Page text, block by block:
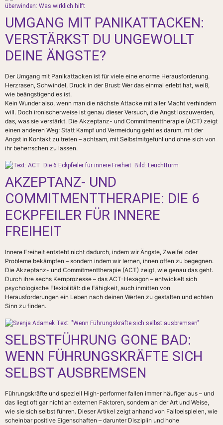
UMGANG MIT PANIKATTACKEN:
VERSTÄRKST DU UNGEWOLLT
DEINE ÄNGSTE?
Der Umgang mit Panikattacken ist für viele eine enorme Herausforderung.
Herzrasen, Schwindel, Druck in der Brust: Wer das einmal erlebt hat, weiß,
wie beängstigend es ist.
Kein Wunder also, wenn man die nächste Attacke mit aller Macht verhindern
will. Doch ironischerweise ist genau dieser Versuch, die Angst loszuwerden,
das, was sie verstärkt. Die Akzeptanz- und Commitmenttherapie (ACT) zeigt
einen anderen Weg: Statt Kampf und Vermeidung geht es darum, mit der
Angst in Kontakt zu treten – achtsam, mit Selbstmitgefühl und ohne sich von
ihr beherrschen zu lassen.
AKZEPTANZ- UND
COMMITMENTTHERAPIE: DIE 6
ECKPFEILER FÜR INNERE
FREIHEIT
Innere Freiheit entsteht nicht dadurch, indem wir Ängste, Zweifel oder
Probleme bekämpfen – sondern indem wir lernen, ihnen offen zu begegnen.
Die Akzeptanz- und Commitmenttherapie (ACT) zeigt, wie genau das geht.
Durch ihre sechs Kernprozesse – das ACT-Hexagon – entwickelt sich
psychologische Flexibilität: die Fähigkeit, auch inmitten von
Herausforderungen ein Leben nach deinen Werten zu gestalten und echten
Sinn zu finden.
SELBSTFÜHRUNG GONE BAD:
WENN FÜHRUNGSKRÄFTE SICH
SELBST AUSBREMSEN
Führungskräfte und speziell High-performer fallen immer häufiger aus – und
das liegt oft gar nicht an externen Faktoren, sondern an der Art und Weise,
wie sie sich selbst führen. Dieser Artikel zeigt anhand von Fallbeispielen, wie
scheinbar positive Eigenschaften – darunter Disziplin und hohe